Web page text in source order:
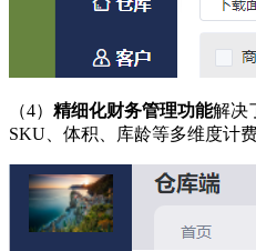
（4） 精细化财务管理功能解决
SKU、体积、库龄等多维度计